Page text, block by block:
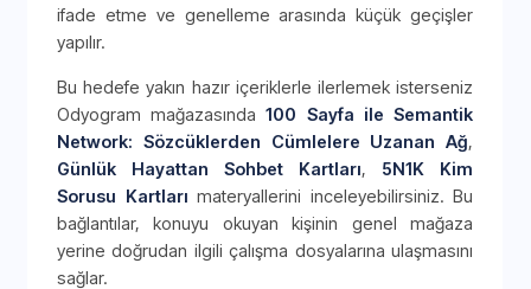
ifade etme ve genelleme arasında küçük geçişler
yapılır.
Bu hedefe yakın hazır içeriklerle ilerlemek isterseniz
Odyogram mağazasında100 Sayfa ile Semantik
Network: Sözcüklerden Cümlelere Uzanan Ağ,
Günlük Hayattan Sohbet Kartları, 5N1K Kim
Sorusu Kartları materyallerini inceleyebilirsiniz. Bu
bağlantılar, konuyu okuyan kişinin genel mağaza
yerine doğrudan ilgili çalışma dosyalarına ulaşmasını
sağlar.